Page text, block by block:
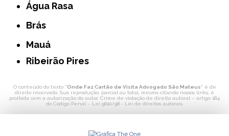
Água Rasa
Brás
Mauá
Ribeirão Pires
O conteúdo do texto "Onde Faz Cartão de Visita Advogado São Mateus" é de
direito reservado. Sua reprodução, parcial ou total, mesmo citando nossos links, é
proibida sem a autorização do autor. Crime de violação de direito autoral – artigo 184
do Código Penal – Lei 9610/98 - Lei de direitos autorais.